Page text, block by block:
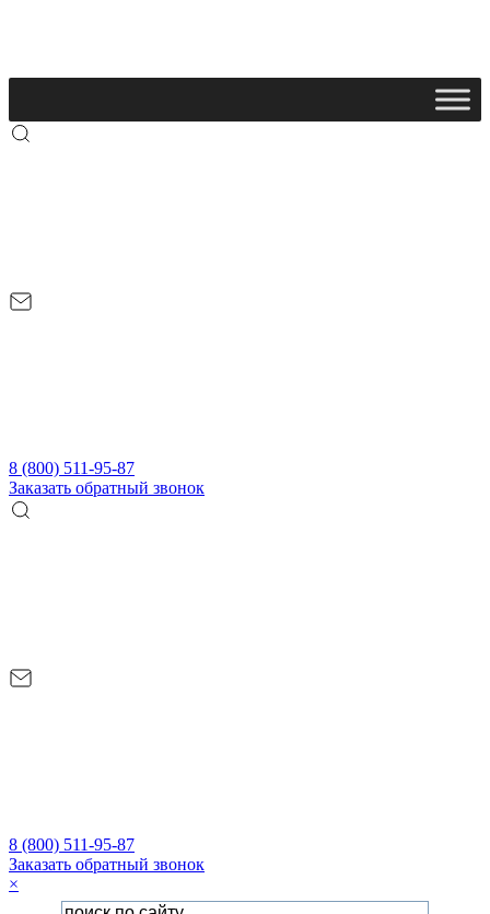
8 (800) 511-95-87
Заказать обратный звонок
8 (800) 511-95-87
Заказать обратный звонок
×